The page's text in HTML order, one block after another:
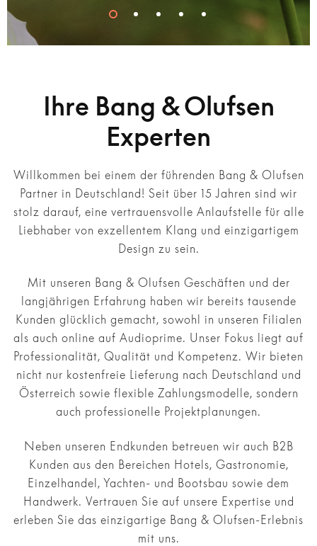
Ihre Bang & Olufsen
Experten
Willkommen bei einem der führenden Bang & Olufsen
Partner in Deutschland! Seit über 15 Jahren sind wir
stolz darauf, eine vertrauensvolle Anlaufstelle für alle
Liebhaber von exzellentem Klang und einzigartigem
Design zu sein.
Mit unseren Bang & Olufsen Geschäften und der
langjährigen Erfahrung haben wir bereits tausende
Kunden glücklich gemacht, sowohl in unseren Filialen
als auch online auf Audioprime. Unser Fokus liegt auf
Professionalität, Qualität und Kompetenz. Wir bieten
nicht nur kostenfreie Lieferung nach Deutschland und
Österreich sowie flexible Zahlungsmodelle, sondern
auch professionelle Projektplanungen.
Neben unseren Endkunden betreuen wir auch B2B
Kunden aus den Bereichen Hotels, Gastronomie,
Einzelhandel, Yachten- und Bootsbau sowie dem
Handwerk. Vertrauen Sie auf unsere Expertise und
erleben Sie das einzigartige Bang & Olufsen-Erlebnis
mit uns.